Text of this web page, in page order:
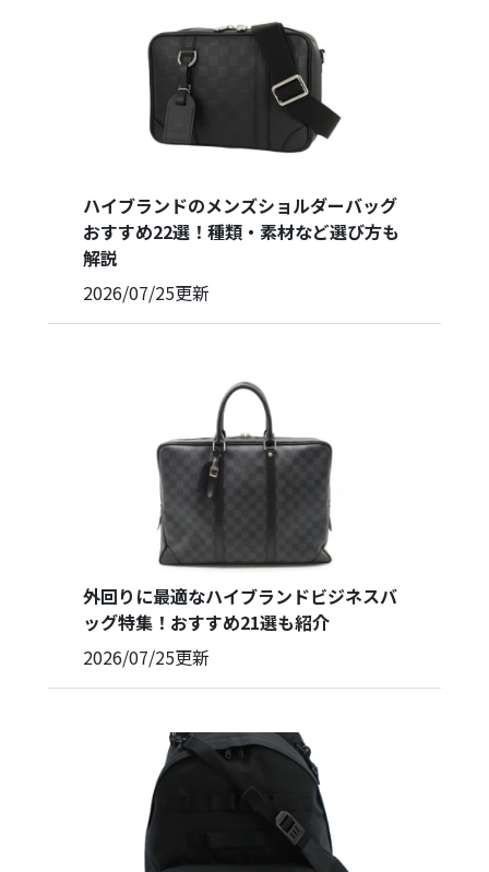
ハイブランドのメンズショルダーバッグ
おすすめ22選！種類・素材など選び方も
解説
2026/07/25更新
外回りに最適なハイブランドビジネスバ
ッグ特集！おすすめ21選も紹介
2026/07/25更新